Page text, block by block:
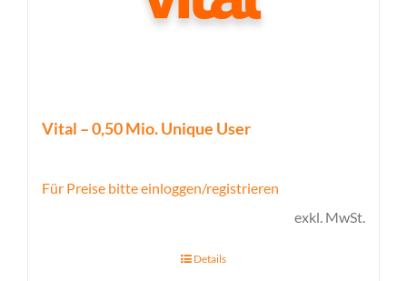
Vital – 0,50 Mio. Unique User
Für Preise bitte einloggen/registrieren
exkl. MwSt.
Details